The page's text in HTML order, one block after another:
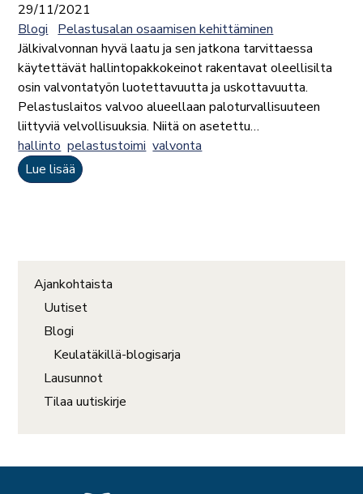
29/11/2021
Blogi
Pelastusalan osaamisen kehittäminen
Jälkivalvonnan hyvä laatu ja sen jatkona tarvittaessa
käytettävät hallintopakkokeinot rakentavat oleellisilta
osin valvontatyön luotettavuutta ja uskottavuutta.
Pelastuslaitos valvoo alueellaan paloturvallisuuteen
liittyviä velvollisuuksia. Niitä on asetettu…
hallinto pelastustoimi valvonta
Lue lisää
Ajankohtaista
Uutiset
Blogi
Keulatäkillä-blogisarja
Lausunnot
Tilaa uutiskirje